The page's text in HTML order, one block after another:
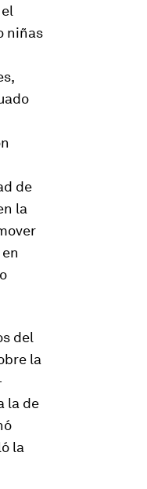
niñas
de
la
del
la
la de
la